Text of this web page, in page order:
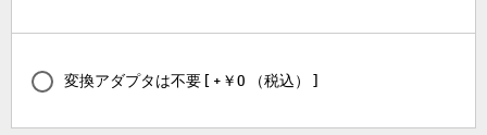
変換アダプタは不要 [ +￥0 （税込） ]